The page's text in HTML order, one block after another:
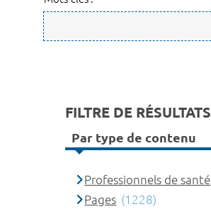
FILTRE DE RÉSULTATS
Par type de contenu
Professionnels de santé
Pages (1228)